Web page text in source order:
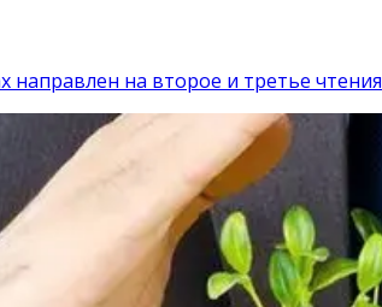
направлен на второе и третье чтения